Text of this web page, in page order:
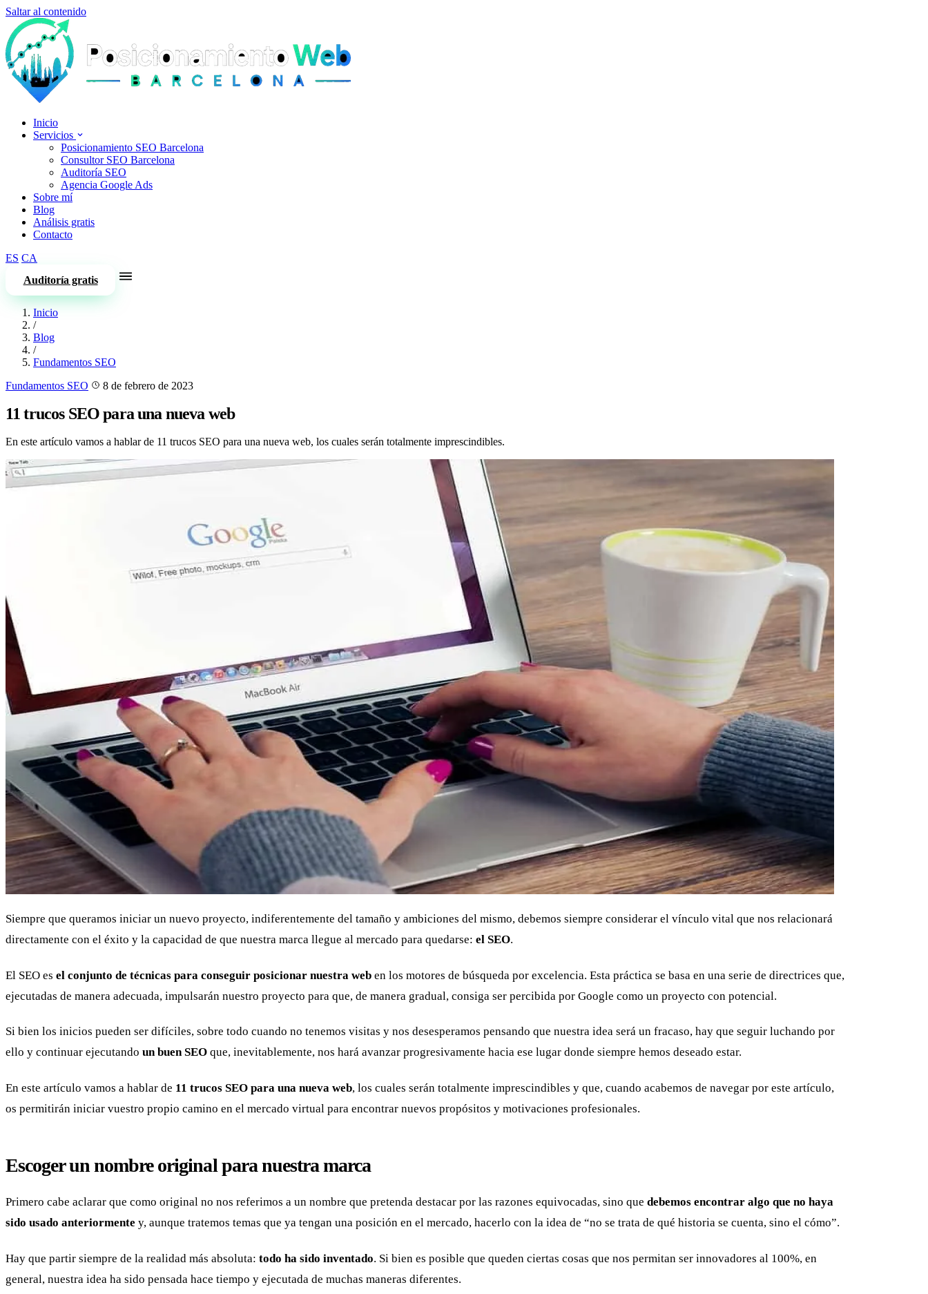
Saltar al contenido
Inicio
Servicios
Posicionamiento SEO Barcelona
Consultor SEO Barcelona
Auditoría SEO
Agencia Google Ads
Sobre mí
Blog
Análisis gratis
Contacto
ES CA
Auditoría gratis
Inicio
/
Blog
/
Fundamentos SEO
Fundamentos SEO
8 de febrero de 2023
11 trucos SEO para una nueva web
En este artículo vamos a hablar de 11 trucos SEO para una nueva web, los cuales serán totalmente imprescindibles.
Siempre que queramos iniciar un nuevo proyecto, indiferentemente del tamaño y ambiciones del mismo, debemos siempre considerar el vínculo vital que nos relacionará
directamente con el éxito y la capacidad de que nuestra marca llegue al mercado para quedarse: el SEO.
El SEO es el conjunto de técnicas para conseguir posicionar nuestra web en los motores de búsqueda por excelencia. Esta práctica se basa en una serie de directrices que,
ejecutadas de manera adecuada, impulsarán nuestro proyecto para que, de manera gradual, consiga ser percibida por Google como un proyecto con potencial.
Si bien los inicios pueden ser difíciles, sobre todo cuando no tenemos visitas y nos desesperamos pensando que nuestra idea será un fracaso, hay que seguir luchando por
ello y continuar ejecutando un buen SEO que, inevitablemente, nos hará avanzar progresivamente hacia ese lugar donde siempre hemos deseado estar.
En este artículo vamos a hablar de 11 trucos SEO para una nueva web, los cuales serán totalmente imprescindibles y que, cuando acabemos de navegar por este artículo,
os permitirán iniciar vuestro propio camino en el mercado virtual para encontrar nuevos propósitos y motivaciones profesionales.
Escoger un nombre original para nuestra marca
Primero cabe aclarar que como original no nos referimos a un nombre que pretenda destacar por las razones equivocadas, sino que debemos encontrar algo que no haya
sido usado anteriormente y, aunque tratemos temas que ya tengan una posición en el mercado, hacerlo con la idea de “no se trata de qué historia se cuenta, sino el cómo”.
Hay que partir siempre de la realidad más absoluta: todo ha sido inventado. Si bien es posible que queden ciertas cosas que nos permitan ser innovadores al 100%, en
general, nuestra idea ha sido pensada hace tiempo y ejecutada de muchas maneras diferentes.